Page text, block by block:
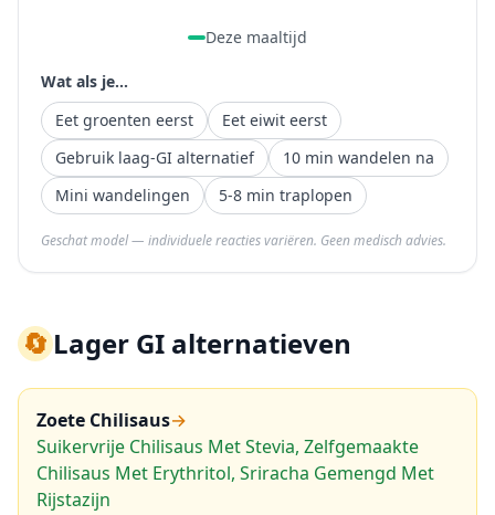
Deze maaltijd
Wat als je...
Eet groenten eerst
Eet eiwit eerst
Gebruik laag-GI alternatief
10 min wandelen na
Mini wandelingen
5-8 min traplopen
Geschat model — individuele reacties variëren. Geen medisch advies.
🔄Lager GI alternatieven
Zoete Chilisaus→
Suikervrije Chilisaus Met Stevia, Zelfgemaakte
Chilisaus Met Erythritol, Sriracha Gemengd Met
Rijstazijn